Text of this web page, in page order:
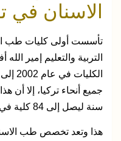
الاسنان في
تأسست أولى كليات طب
سنة ليصل إلى 84 كلية في تركيا.
هذا وتعد تخصص طب